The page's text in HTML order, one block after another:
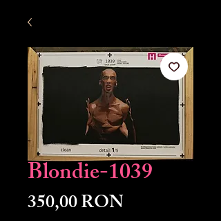
Blondie-1039
350,00 RONPreț